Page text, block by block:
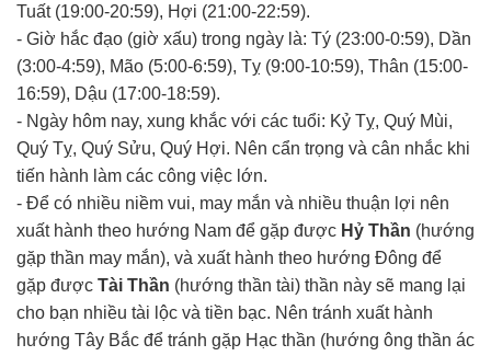
Tuất (19:00-20:59), Hợi (21:00-22:59).
- Giờ hắc đạo (giờ xấu) trong ngày là: Tý (23:00-0:59), Dần
(3:00-4:59), Mão (5:00-6:59), Tỵ (9:00-10:59), Thân (15:00-
16:59), Dậu (17:00-18:59).
- Ngày hôm nay, xung khắc với các tuổi: Kỷ Tỵ, Quý Mùi,
Quý Tỵ, Quý Sửu, Quý Hợi. Nên cẩn trọng và cân nhắc khi
tiến hành làm các công việc lớn.
- Để có nhiều niềm vui, may mắn và nhiều thuận lợi nên
xuất hành theo hướng Nam để gặp được Hỷ Thần (hướng
gặp thần may mắn), và xuất hành theo hướng Đông để
gặp được Tài Thần (hướng thần tài) thần này sẽ mang lại
cho bạn nhiều tài lộc và tiền bạc. Nên tránh xuất hành
hướng Tây Bắc để tránh gặp Hạc thần (hướng ông thần ác